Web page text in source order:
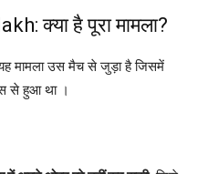
क्या है पूरा मामला?
मामला उस मैच से जुड़ा है जिसमें
से हुआ था ।